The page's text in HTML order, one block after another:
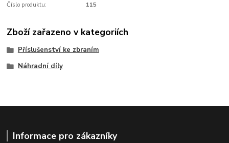
Číslo produktu: 115
Zboží zařazeno v kategoriích
Příslušenství ke zbraním
Náhradní díly
Informace pro zákazníky